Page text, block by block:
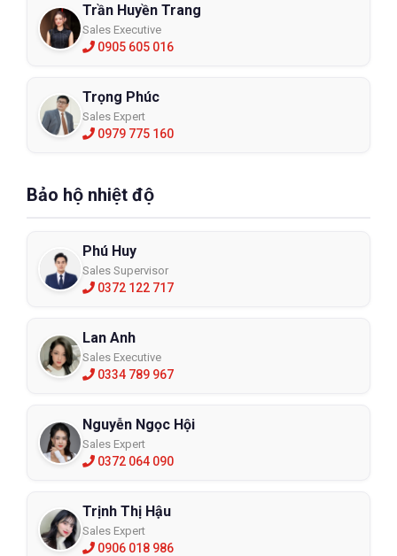
Trần Huyền Trang
Sales Executive
0905 605 016
Trọng Phúc
Sales Expert
0979 775 160
Bảo hộ nhiệt độ
Phú Huy
Sales Supervisor
0372 122 717
Lan Anh
Sales Executive
0334 789 967
Nguyễn Ngọc Hội
Sales Expert
0372 064 090
Trịnh Thị Hậu
Sales Expert
0906 018 986